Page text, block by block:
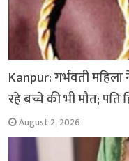
Kanpur: गर्भवती
रहे बच्चे की भी मौत;
August 2, 2026